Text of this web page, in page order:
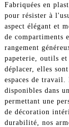
Fabriquées en
pour résister à
aspect élégant et
de compartiments
rangement
papeterie, outils et
déplacer, elles
espaces de
disponibles dans
permettant une
de décoration
durabilité, nos